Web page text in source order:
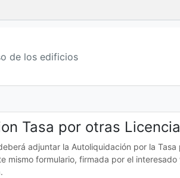
de los edificios
Tasa por otras
adjuntar la Autoliquidación por la
mismo formulario, firmada por el